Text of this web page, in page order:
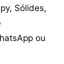
Sólides,
ou